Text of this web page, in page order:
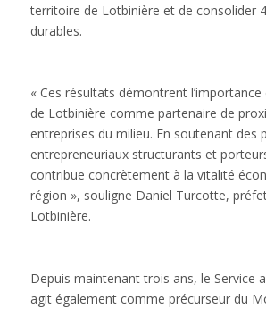
territoire de Lotbinière et de consolider
durables.
« Ces résultats démontrent l’importance
de Lotbinière comme partenaire de
entreprises du milieu. En soutenant des
entrepreneuriaux structurants et
contribue concrètement à la vitalité
région », souligne Daniel Turcotte,
Lotbinière.
Depuis maintenant trois ans, le Service
agit également comme précurseur du